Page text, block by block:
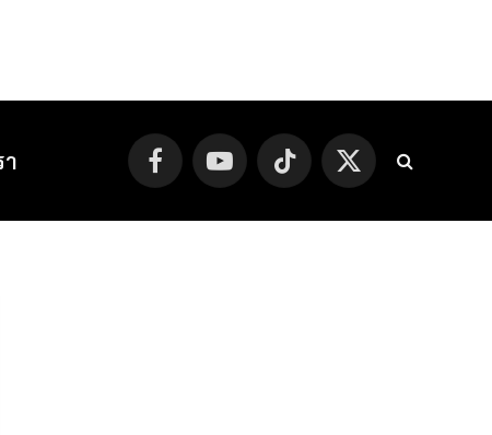
FacebookYouTube TikTok
X
(Twitter)